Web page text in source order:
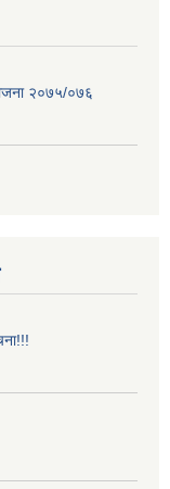
२०७५/०७६